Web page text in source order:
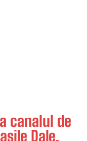
canalul de
Dale.